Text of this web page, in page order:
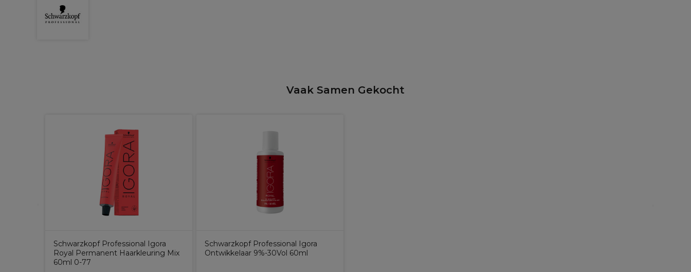
Vaak Samen Gekocht
Schwarzkopf Professional Igora
Royal Permanent Haarkleuring Mix
60ml 0-77
Schwarzkopf Professional Igora
Ontwikkelaar 9%-30Vol 60ml